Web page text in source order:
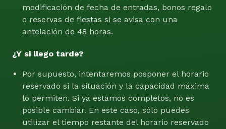
modificación de fecha de entradas, bonos regalo
o reservas de fiestas si se avisa con una
antelación de 48 horas.
¿Y si llego tarde?
Por supuesto, intentaremos posponer el horario
reservado si la situación y la capacidad máxima
lo permiten. Si ya estamos completos, no es
posible cambiar. En este caso, sólo puedes
utilizar el tiempo restante del horario reservado